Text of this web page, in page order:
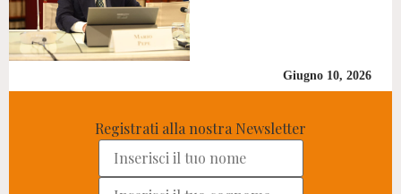
Giugno 10, 2026
Registrati alla nostra Newsletter